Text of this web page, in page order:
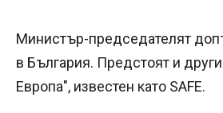
Министър-председателят
в България. Предстоят и
Европа", известен като SAFE.